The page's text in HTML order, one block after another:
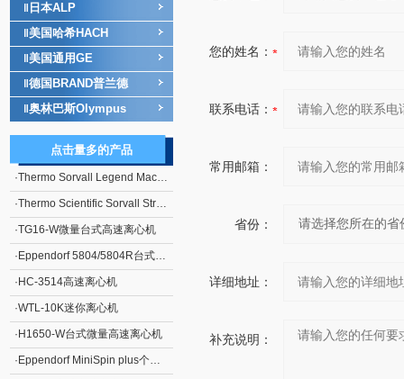
日本ALP
美国哈希HACH
美国通用GE
德国BRAND普兰德
奥林巴斯Olympus
点击量多的产品
·Thermo Sorvall Legend Mach 1.6/R台式离心机
·Thermo Scientific Sorvall Stratos连续流离心机
·TG16-W微量台式高速离心机
· Eppendorf 5804/5804R台式高速大容量离心机
· HC-3514高速离心机
·WTL-10K迷你离心机
· H1650-W台式微量高速离心机
· Eppendorf MiniSpin plus个人型高速离心机
您的姓名：
联系电话：
常用邮箱：
省份：
详细地址：
补充说明：